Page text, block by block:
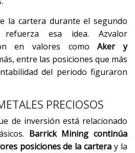
la cartera durante el segundo
esa idea. Azvalor
en valores comoAker y
entre las posiciones que más
del periodo figuraron
PRECIOSOS
de inversión está relacionado
Barrick Mining continúa
posiciones de la cartera y la